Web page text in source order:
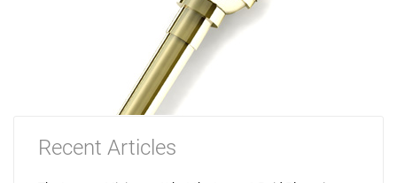
Recent Articles